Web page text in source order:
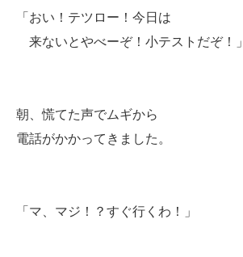
「おい！テツロー！今日は
来ないとやべーぞ！小テストだぞ！」
朝、慌てた声でムギから
電話がかかってきました。
「マ、マジ！？すぐ行くわ！」